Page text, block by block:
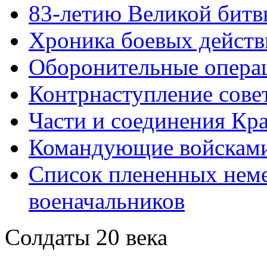
83-летию Великой
Хроника боевых
Оборонительные
Контрнаступление
Части и соединения
Командующие
Список плененных
военачальников
Солдаты 20 века